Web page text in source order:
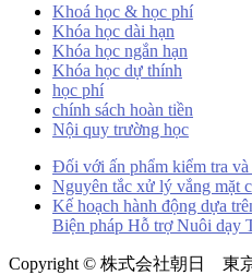
Khoá học & học phí
Khóa học dài hạn
Khóa học ngắn hạn
Khóa học dự thính
học phí
chính sách hoàn tiền
Nội quy trường học
Đối với ấn phẩm kiểm tra và
Nguyên tắc xử lý vắng mặt
Kế hoạch hành động dựa
Biện pháp Hỗ trợ Nuôi dạy
Copyright © 株式会社朝日 東